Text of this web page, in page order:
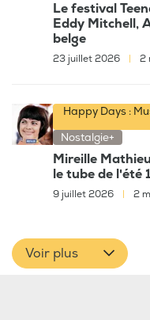
Le festival
Eddy Mitchell,
belge
23 juillet 2026 2
Happy Days :
Nostalgie+
Mireille
le tube de l'été
9 juillet 2026 2
Voir plus